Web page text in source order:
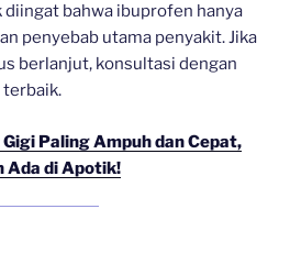
bahwa ibuprofen hanya
penyebab utama penyakit. Jika
berlanjut, konsultasi dengan
terbaik.
Paling Ampuh dan Cepat,
Ada di Apotik!